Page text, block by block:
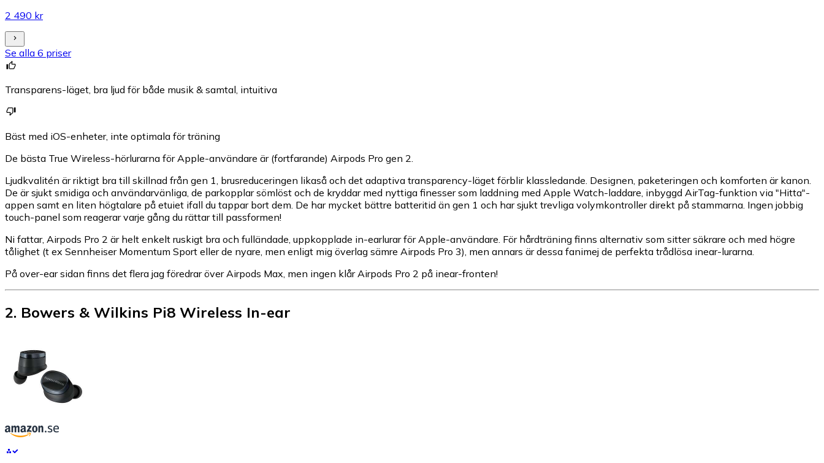
2 490 kr
Se alla 6 priser
Transparens-läget, bra ljud för både musik & samtal, intuitiva
Bäst med iOS-enheter, inte optimala för träning
De bästa True Wireless-hörlurarna för Apple-användare är (fortfarande) Airpods Pro gen 2.
Ljudkvalitén är riktigt bra till skillnad från gen 1, brusreduceringen likaså och det adaptiva transparency-läget förblir klassledande. Designen, paketeringen och komforten är kanon.
De är sjukt smidiga och användarvänliga, de parkopplar sömlöst och de kryddar med nyttiga finesser som laddning med Apple Watch-laddare, inbyggd AirTag-funktion via "Hitta"-
appen samt en liten högtalare på etuiet ifall du tappar bort dem. De har mycket bättre batteritid än gen 1 och har sjukt trevliga volymkontroller direkt på stammarna. Ingen jobbig
touch-panel som reagerar varje gång du rättar till passformen!
Ni fattar, Airpods Pro 2 är helt enkelt ruskigt bra och fulländade, uppkopplade in-earlurar för Apple-användare. För hårdträning finns alternativ som sitter säkrare och med högre
tålighet (t ex Sennheiser Momentum Sport eller de nyare, men enligt mig överlag sämre Airpods Pro 3), men annars är dessa fanimej de perfekta trådlösa inear-lurarna.
På over-ear sidan finns det flera jag föredrar över Airpods Max, men ingen klår Airpods Pro 2 på inear-fronten!
2. Bowers & Wilkins Pi8 Wireless In-ear